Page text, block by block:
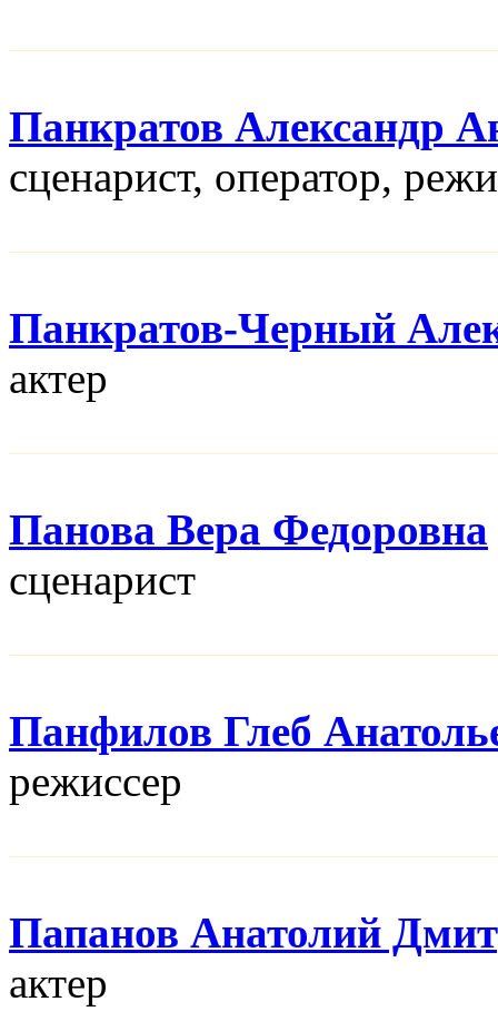
Панкратов Александр
сценарист, оператор,
Панкратов-Черный
актер
Панова Вера Федоровна
сценарист
Панфилов Глеб
режисcер
Папанов Анатолий
актер